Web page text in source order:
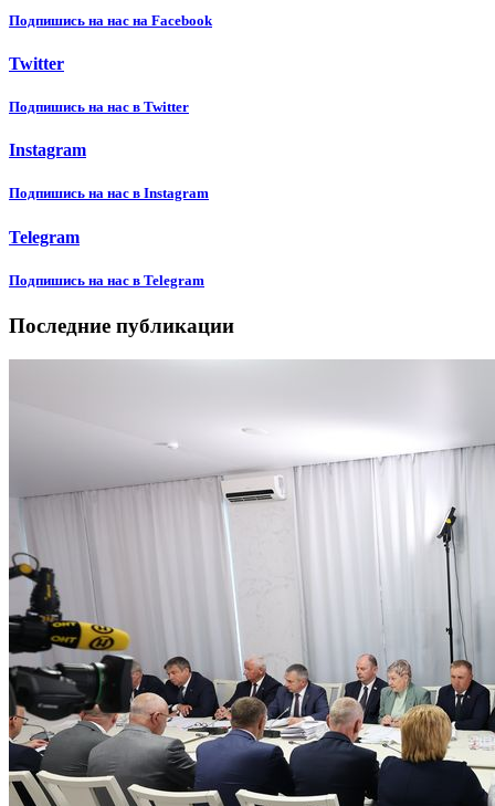
Подпишиcь на нас на Facebook
Twitter
Подпишиcь на нас в Twitter
Instagram
Подпишиcь на нас в Instagram
Telegram
Подпишиcь на нас в Telegram
Последние публикации